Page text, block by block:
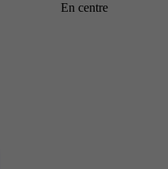
En centre